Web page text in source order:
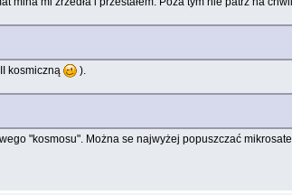
kosmiczną ).
"kosmosu". Można se najwyżej popuszczać